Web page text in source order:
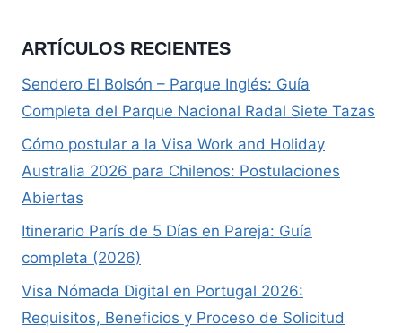
ARTÍCULOS RECIENTES
Sendero El Bolsón – Parque Inglés: Guía
Completa del Parque Nacional Radal Siete Tazas
Cómo postular a la Visa Work and Holiday
Australia 2026 para Chilenos: Postulaciones
Abiertas
Itinerario París de 5 Días en Pareja: Guía
completa (2026)
Visa Nómada Digital en Portugal 2026:
Requisitos, Beneficios y Proceso de Solicitud